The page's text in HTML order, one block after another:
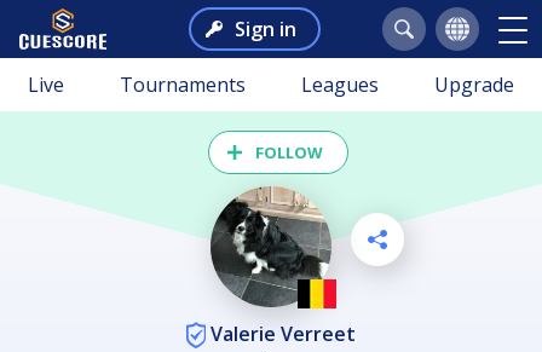
Sign in
Live Tournaments Leagues Upgrade
FOLLOW
Valerie Verreet